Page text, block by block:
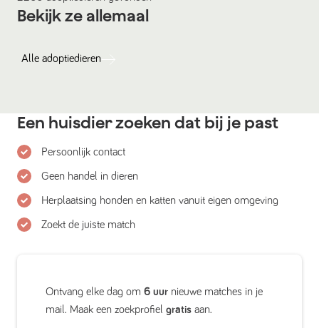
Bekijk ze allemaal
Alle adoptiedieren
Een huisdier zoeken dat bij je past
Persoonlijk contact
Geen handel in dieren
Herplaatsing honden en katten vanuit eigen omgeving
Zoekt de juiste match
Ontvang elke dag om 6 uur nieuwe matches in je
mail. Maak een zoekprofiel gratis aan.